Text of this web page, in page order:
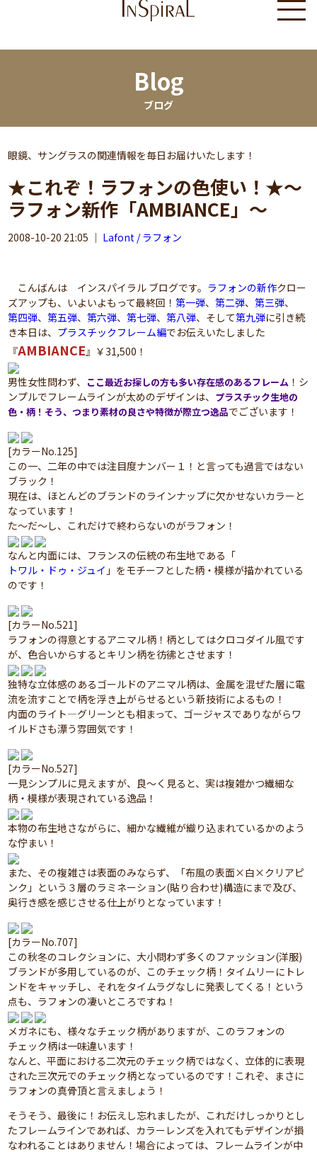
Blog
ブログ
眼鏡、サングラスの関連情報を毎日お届けいたします！
★これぞ！ラフォンの色使い！★～
ラフォン新作「AMBIANCE」～
2008-10-20 21:05 ｜ Lafont / ラフォン
こんばんは インスパイラル ブログです。 ラフォンの新作クロー
ズアップも、いよいよもって最終回！第一弾、第二弾、第三弾、
第四弾、第五弾、第六弾、第七弾、第八弾、そして第九弾に引き続
き本日は、 プラスチックフレーム編でお伝えいたしました
『AMBIANCE』￥31,500！
男性女性問わず、 ここ最近お探しの方も多い存在感のあるフレーム ！シ
ンプルでフレームラインが太めのデザインは、 プラスチック生地の
色・柄！そう、つまり素材の良さや特徴が際立つ逸品でございます！
[カラーNo.125]
この一、二年の中では注目度ナンバー１！と言っても過言ではない
ブラック！
現在は、ほとんどのブランドのラインナップに欠かせないカラーと
なっています！
た～だ～し、これだけで終わらないのがラフォン！
なんと内面には、フランスの伝統の布生地である「
トワル・ドゥ・ジュイ 」をモチーフとした柄・模様が描かれている
のです！
[カラーNo.521]
ラフォンの得意とするアニマル柄！柄としてはクロコダイル風です
が、色合いからするとキリン柄を彷彿とさせます！
独特な立体感のあるゴールドのアニマル柄は、金属を混ぜた層に電
流を流すことで柄を浮き上がらせるという新技術によるもの！
内面のライト―グリーンとも相まって、ゴージャスでありながらワ
イルドさも漂う雰囲気です！
[カラーNo.527]
一見シンプルに見えますが、良～く見ると、実は複雑かつ繊細な
柄・模様が表現されている逸品！
本物の布生地さながらに、細かな繊維が織り込まれているかのよう
な佇まい！
また、その複雑さは表面のみならず、「布風の表面×白×クリアピ
ンク」という３層のラミネーション(貼り合わせ)構造にまで及び、
奥行き感を感じさせる仕上がりとなっています！
[カラーNo.707]
この秋冬のコレクションに、大小問わず多くのファッション(洋服)
ブランドが多用しているのが、このチェック柄！タイムリーにトレ
ンドをキャッチし、それをタイムラグなしに発表してくる！という
点も、ラフォンの凄いところですね！
メガネにも、様々なチェック柄がありますが、このラフォンの
チェック柄は一味違います！
なんと、平面における二次元のチェック柄ではなく、立体的に表現
された三次元でのチェック柄となっているのです！これぞ、まさに
ラフォンの真骨頂と言えましょう！
そうそう、最後に！お伝えし忘れましたが、これだけしっかりとし
たフレームラインであれば、カラーレンズを入れてもデザインが損
なわれることはありません！場合によっては、フレームラインが中